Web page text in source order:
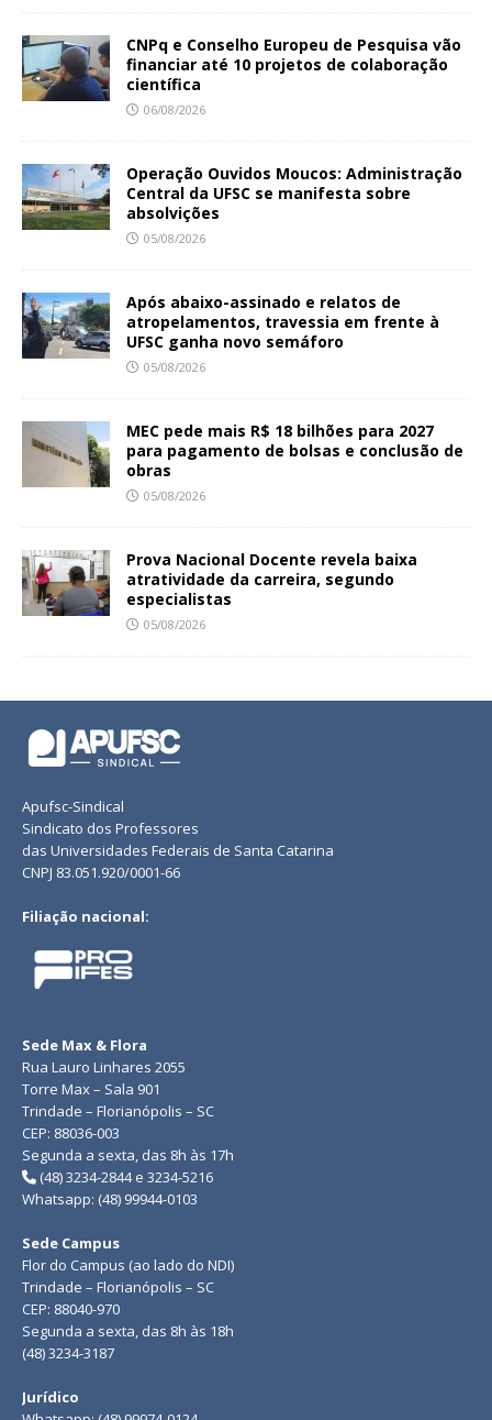
CNPq e Conselho Europeu de Pesquisa vão
financiar até 10 projetos de colaboração
científica
06/08/2026
Operação Ouvidos Moucos: Administração
Central da UFSC se manifesta sobre
absolvições
05/08/2026
Após abaixo-assinado e relatos de
atropelamentos, travessia em frente à
UFSC ganha novo semáforo
05/08/2026
MEC pede mais R$ 18 bilhões para 2027
para pagamento de bolsas e conclusão de
obras
05/08/2026
Prova Nacional Docente revela baixa
atratividade da carreira, segundo
especialistas
05/08/2026
Apufsc-Sindical
Sindicato dos Professores
das Universidades Federais de Santa Catarina
CNPJ 83.051.920/0001-66
Filiação nacional:
Sede Max & Flora
Rua Lauro Linhares 2055
Torre Max – Sala 901
Trindade – Florianópolis – SC
CEP: 88036-003
Segunda a sexta, das 8h às 17h
(48) 3234-2844 e 3234-5216
Whatsapp: (48) 99944-0103
Sede Campus
Flor do Campus (ao lado do NDI)
Trindade – Florianópolis – SC
CEP: 88040-970
Segunda a sexta, das 8h às 18h
(48) 3234-3187
Jurídico